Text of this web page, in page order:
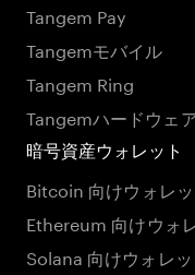
Tangem Pay
Tangemモバイル
Tangem Ring
Tangemハードウェ
暗号資産ウォレット
Bitcoin 向けウォレッ
Ethereum 向けウォ
Solana 向けウォレッ